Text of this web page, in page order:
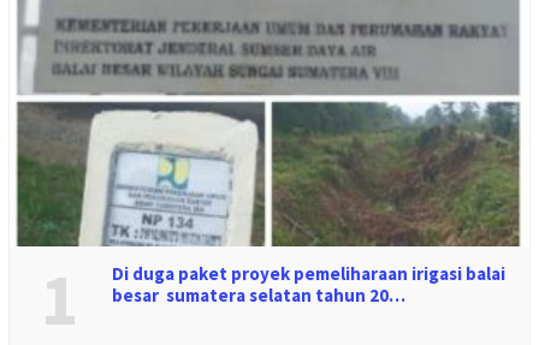
1
Di duga paket proyek pemeliharaan irigasi balai
besar sumatera selatan tahun 20…